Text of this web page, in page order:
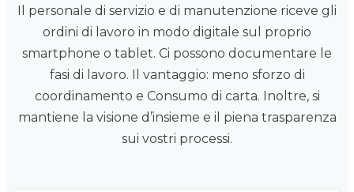
Il personale di servizio e di manutenzione riceve gli
ordini di lavoro in modo digitale sul proprio
smartphone o tablet. Ci possono documentare le
fasi di lavoro. Il vantaggio: meno sforzo di
coordinamento e Consumo di carta. Inoltre, si
mantiene la visione d’insieme e il piena trasparenza
sui vostri processi.